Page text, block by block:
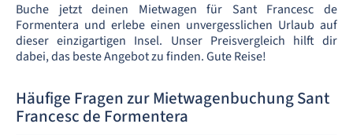
Buche jetzt deinen Mietwagen für Sant Francesc de
Formentera und erlebe einen unvergesslichen Urlaub auf
dieser einzigartigen Insel. Unser Preisvergleich hilft dir
dabei, das beste Angebot zu finden. Gute Reise!
Häufige Fragen zur Mietwagenbuchung Sant
Francesc de Formentera